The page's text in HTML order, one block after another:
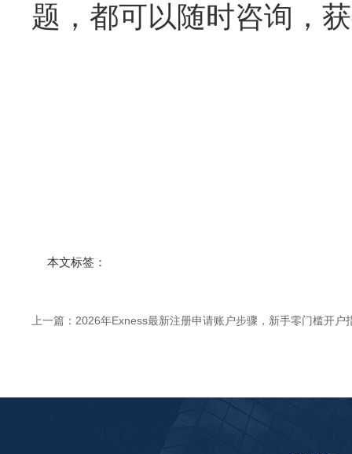
题，都可以随时咨询，
本文标签：
上一篇： 2026年Exness最新注册申请账户步骤，新手零门槛开户